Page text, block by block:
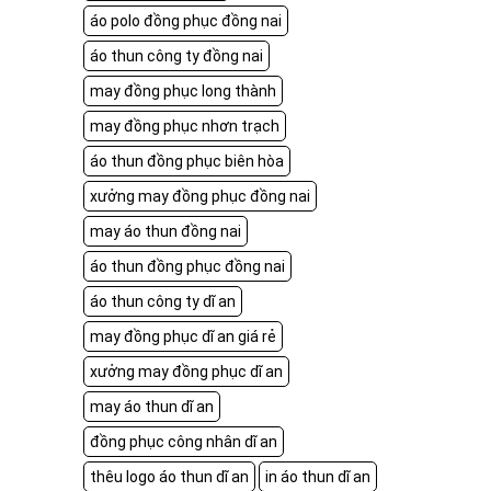
áo polo đồng phục đồng nai
áo thun công ty đồng nai
may đồng phục long thành
may đồng phục nhơn trạch
áo thun đồng phục biên hòa
xưởng may đồng phục đồng nai
may áo thun đồng nai
áo thun đồng phục đồng nai
áo thun công ty dĩ an
may đồng phục dĩ an giá rẻ
xưởng may đồng phục dĩ an
may áo thun dĩ an
đồng phục công nhân dĩ an
thêu logo áo thun dĩ an
in áo thun dĩ an